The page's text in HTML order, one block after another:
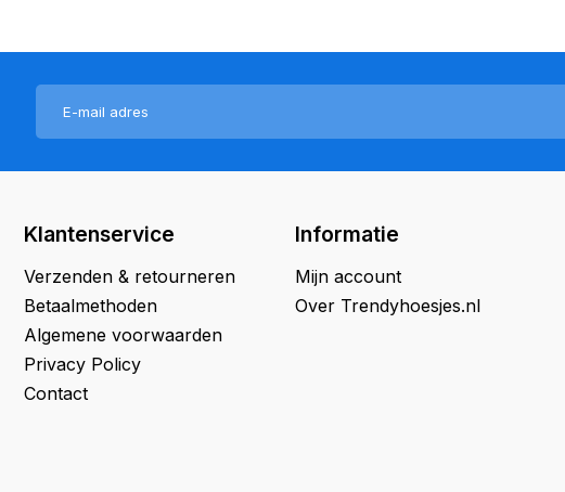
Klantenservice
Verzenden & retourneren
Betaalmethoden
Algemene voorwaarden
Privacy Policy
Contact
Informatie
Mijn account
Over Trendyhoesjes.nl